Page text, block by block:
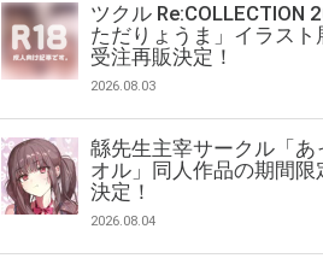
ツクル Re:COLLECTION
ただりょうま」イラスト
受注再販決定！
2026.08.03
緜先生主宰サークル「あ
オル」同人作品の期間限
決定！
2026.08.04